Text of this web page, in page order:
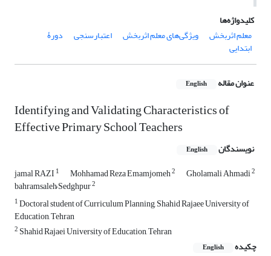
کلیدواژه‌ها
معلم اثربخش
ویژگی‌های معلم اثربخش اعتبارسنجی دورۀ
ابتدایی
عنوان مقاله English
Identifying and Validating Characteristics of
Effective Primary School Teachers
نویسندگان English
jamal RAZI 1 Mohhamad Reza Emamjomeh2 Gholamali Ahmadi2
bahramsaleh ُSedghpur2
1Doctoral student of Curriculum Planning, Shahid Rajaee University of
Education, Tehran
2 Shahid Rajaei University of Education, Tehran
چکیده
English